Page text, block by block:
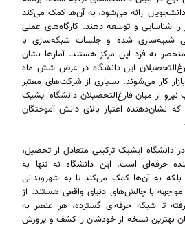
ارائه می‌شود، به آن‌ها کمک می‌کند
را شناسایی و توسعه دهند. کارگاه‌های عملی
شبیه‌سازی شده و جلسات شبکه‌سازی با
به فرد این مرکز هستند. آمارها نشان
که بیش از ۸۰٪ فارغ‌التحصیلان این دانشگاه در عرض شش ماه
کار می‌شوند. بسیاری از شرکت‌های معتبر
از میان فارغ‌التحصیلان دانشگاه ایشیک
نشان‌دهنده اعتبار بالای دانش آموختگان
دانشگاه ایشیک ترکیبی متعادل از تحصیل،
حرفه‌ای است. این دانشگاه نه تنها به
به آن‌ها کمک می‌کند تا به شهروندانی
با چالش‌های دنیای واقعی هستند. از
تا شبکه حرفه‌ای گسترده، هر عنصر به
بهترین نسخه از خودشان را کشف و پرورش